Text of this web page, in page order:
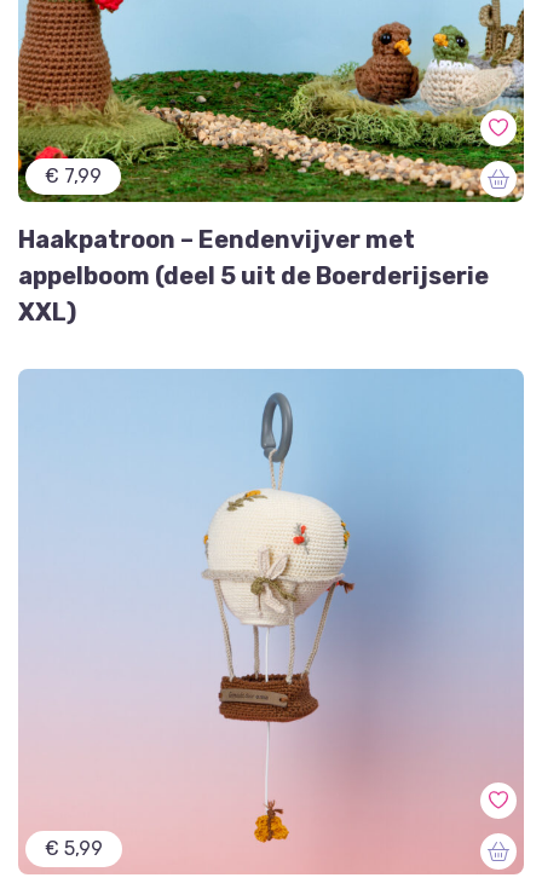
€ 7,99
Haakpatroon – Eendenvijver met
appelboom (deel 5 uit de Boerderijserie
XXL)
€ 5,99